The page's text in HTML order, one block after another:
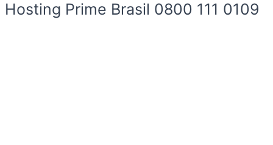
Hosting Prime Brasil 0800 111 0109